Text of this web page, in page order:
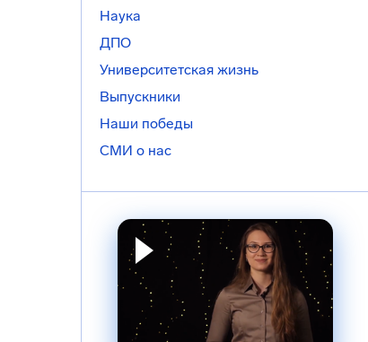
Наука
ДПО
Университетская жизнь
Выпускники
Наши победы
СМИ о нас